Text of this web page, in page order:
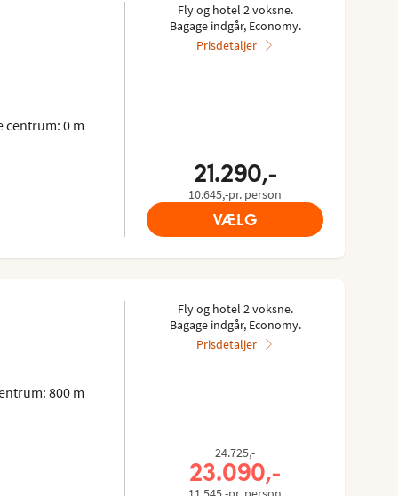
centrum: 0 m
Fly og hotel 2 voksne.
Bagage indgår, Economy.
Prisdetaljer
21.290,-
10.645,-pr. person
VÆLG
800 m
Fly og hotel 2 voksne.
Bagage indgår, Economy.
Prisdetaljer
Tidligere pris,
24.725,-
Nuværende pris,
23.090,-